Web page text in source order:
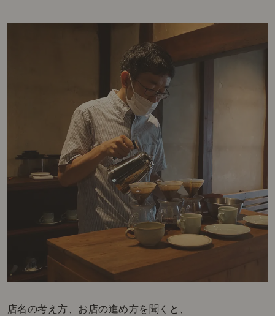
店名の考え方、お店の進め方を聞くと、